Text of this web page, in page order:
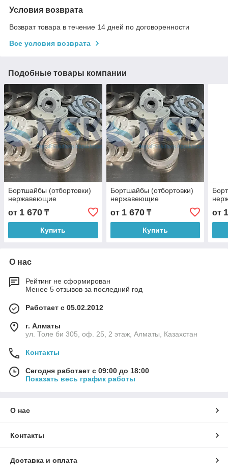
Условия возврата
Возврат товара в течение 14 дней по договоренности
Все условия возврата
Подобные товары компании
Бортшайбы (отбортовки)
нержавеющие
от 1 670 ₸
Купить
Бортшайбы (отбортовки)
нержавеющие
от 1 670₸
Купить
от
О нас
Рейтинг не сформирован
Менее 5 отзывов за последний год
Работает с 05.02.2012
г. Алматы
ул. Толе би 305, оф. 25, 2 этаж, Алматы, Казахстан
Контакты
Сегодня работает с 09:00 до 18:00
Показать весь график работы
О нас
Контакты
Доставка и оплата